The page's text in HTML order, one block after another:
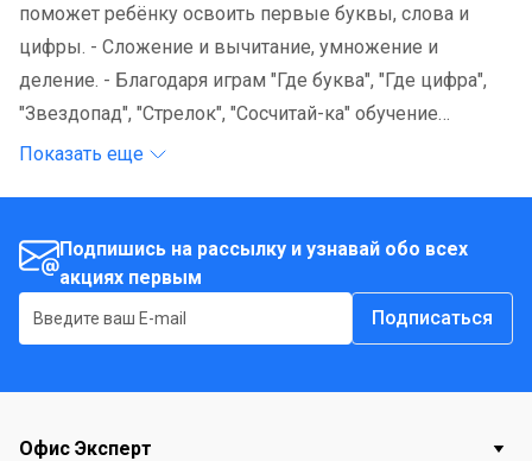
поможет ребёнку освоить первые буквы, слова и
цифры. - Сложение и вычитание, умножение и
деление. - Благодаря играм "Где буква", "Где цифра",
"Звездопад", "Стрелок", "Сосчитай-ка" обучение
становится очень увлекательным. - Питание - АА
Показать еще
Подпишись на рассылку и узнавай обо всех
акциях первым
Подписаться
Офис Эксперт